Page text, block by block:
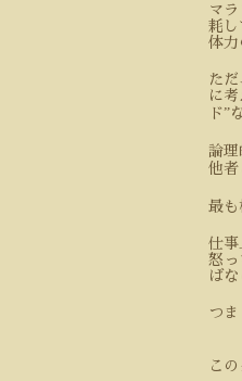
マ
耗し
体力
た
に考
ド”
論理
他者
最も
仕事
怒っ
ば
つ
こ